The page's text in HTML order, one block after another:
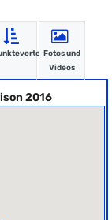
Fotos und
Videos
2016